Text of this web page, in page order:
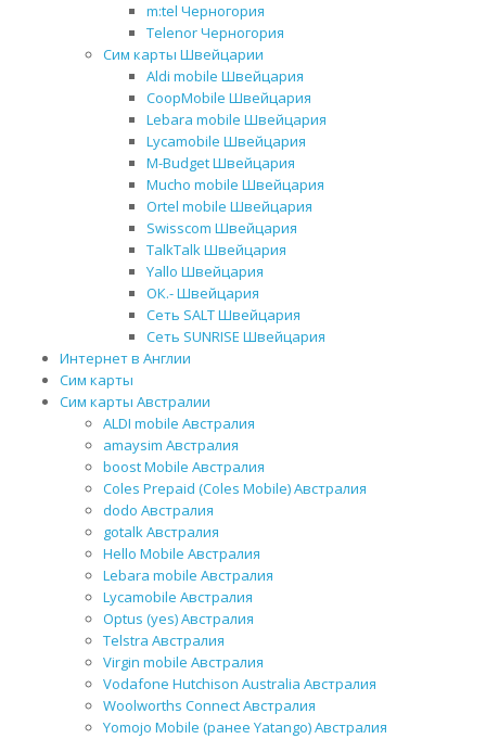
m:tel Черногория
Telenor Черногория
Сим карты Швейцарии
Aldi mobile Швейцария
CoopMobile Швейцария
Lebara mobile Швейцария
Lycamobile Швейцария
M-Budget Швейцария
Mucho mobile Швейцария
Ortel mobile Швейцария
Swisscom Швейцария
TalkTalk Швейцария
Yallo Швейцария
ОК.- Швейцария
Сеть SALT Швейцария
Сеть SUNRISE Швейцария
Интернет в Англии
Сим карты
Сим карты Австралии
ALDI mobile Австралия
amaysim Австралия
boost Mobile Австралия
Coles Prepaid (Coles Mobile) Австралия
dodo Австралия
gotalk Австралия
Hello Mobile Австралия
Lebara mobile Австралия
Lycamobile Австралия
Optus (yes) Австралия
Telstra Австралия
Virgin mobile Австралия
Vodafone Hutchison Australia Австралия
Woolworths Connect Австралия
Yomojo Mobile (ранее Yatango) Австралия